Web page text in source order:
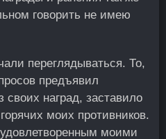
говорить не имею
переглядываться. То,
предъявил
наград, заставило
моих противников.
моими